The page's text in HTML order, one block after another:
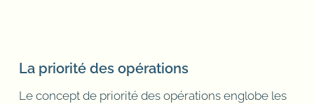
La priorité des opérations
Le concept de priorité des opérations englobe les